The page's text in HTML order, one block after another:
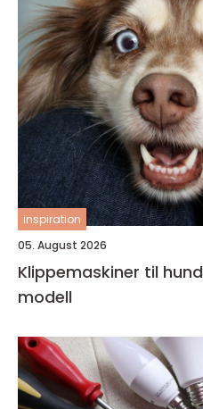
inspiration
05. August 2026
Klippemaskiner til hund slik velger du riktig
modell